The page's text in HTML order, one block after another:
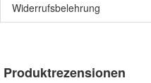
Widerrufsbelehrung
Produktrezensionen